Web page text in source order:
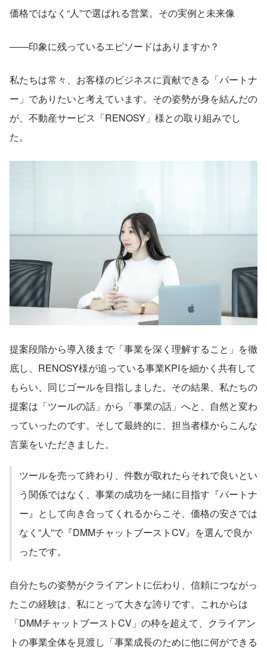
価格ではなく“人”で選ばれる営業。その実例と未来像
――印象に残っているエピソードはありますか？
私たちは常々、お客様のビジネスに貢献できる「パートナ
ー」でありたいと考えています。その姿勢が身を結んだの
が、不動産サービス「RENOSY」様との取り組みでし
た。
提案段階から導入後まで「事業を深く理解すること」を徹
底し、RENOSY様が追っている事業KPIを細かく共有して
もらい、同じゴールを目指しました。その結果、私たちの
提案は「ツールの話」から「事業の話」へと、自然と変わ
っていったのです。そして最終的に、担当者様からこんな
言葉をいただきました。
ツールを売って終わり、件数が取れたらそれで良いとい
う関係ではなく、事業の成功を一緒に目指す『パートナ
ー』として向き合ってくれるからこそ、価格の安さでは
なく”人”で『DMMチャットブーストCV』を選んで良か
ったです。
自分たちの姿勢がクライアントに伝わり、信頼につながっ
たこの経験は、私にとって大きな誇りです。これからは
「DMMチャットブーストCV」の枠を超えて、クライアン
トの事業全体を見渡し「事業成長のために他に何ができる